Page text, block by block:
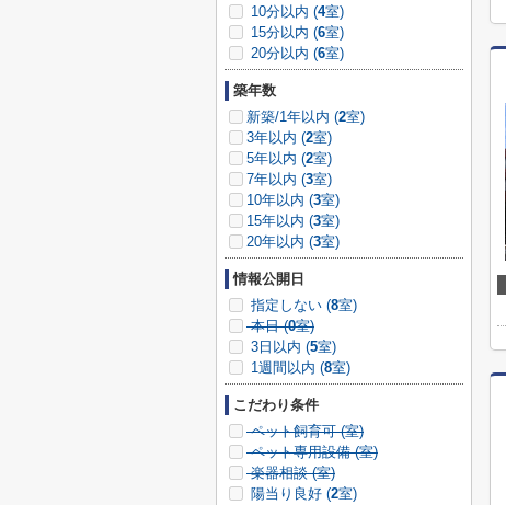
10分以内 (4室)
15分以内 (6室)
20分以内 (6室)
築年数
新築/1年以内 (2室)
3年以内 (2室)
5年以内 (2室)
7年以内 (3室)
10年以内 (3室)
15年以内 (3室)
20年以内 (3室)
情報公開日
指定しない (8室)
本日 (0室)
3日以内 (5室)
1週間以内 (8室)
こだわり条件
ペット飼育可 (室)
ペット専用設備 (室)
楽器相談 (室)
陽当り良好 (2室)